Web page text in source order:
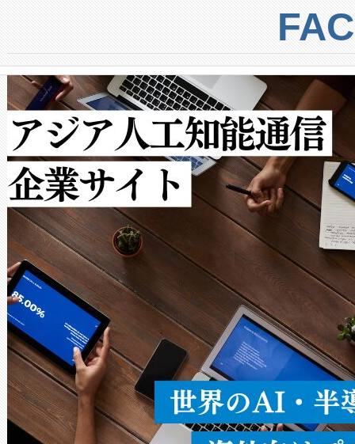
centers. Voltaiqは、ai&のAI
からシステム統合、試運転、
クルの各段階のデータを監視
[…]
トに対して約600メートルに
では、反射率10％のターゲッ
で向上し、最大検知距離は
ットだけで最大1キロメート
ルの変電所周囲を監視でき、
作業と点群処理を簡素化でき
Avia 2は、2種類のFOVオプシ
× 80°のノーマルモード、長
ードを切り替えて使用するこ
ることなく、単一のデバイス
うにします。遠距離まで届く
密度なスキャ […]